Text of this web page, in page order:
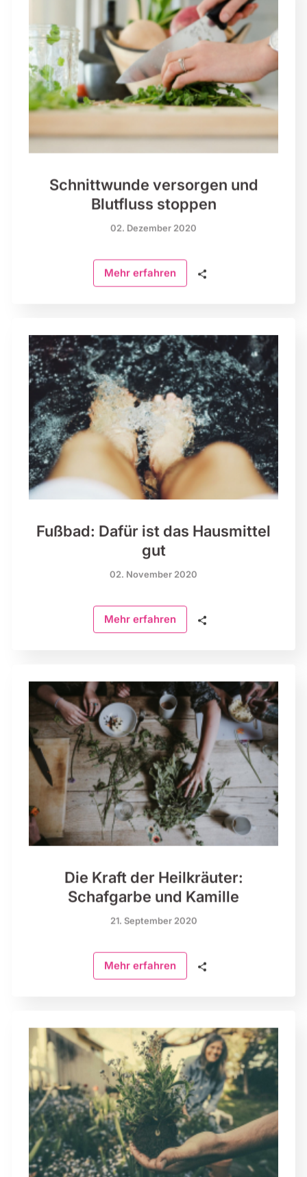
Schnittwunde versorgen und
Blutfluss stoppen
02. Dezember 2020
Mehr erfahren 🗣
Fußbad: Dafür ist das Hausmittel
gut
02. November 2020
Mehr erfahren 🗣
Die Kraft der Heilkräuter:
Schafgarbe und Kamille
21. September 2020
Mehr erfahren 🗣